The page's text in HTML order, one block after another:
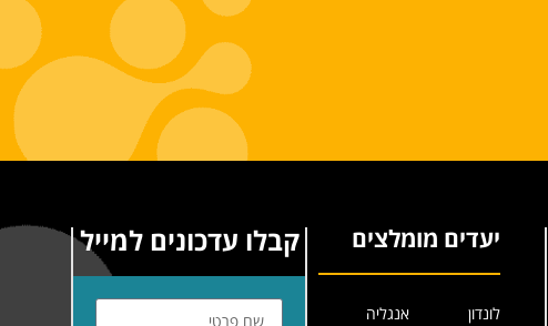
יעדים מומלצים
לונדון
אנגליה
קבלו עדכונים למייל